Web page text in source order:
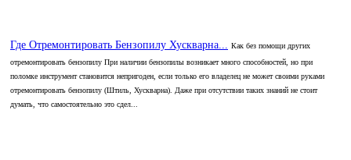
Где Отремонтировать Бензопилу Хускварна... Как без помощи других
отремонтировать бензопилу При наличии бензопилы возникает много способностей, но при
поломке инструмент становится непригоден, если только его владелец не может своими руками
отремонтировать бензопилу (Штиль, Хускварна). Даже при отсутствии таких знаний не стоит
думать, что самостоятельно это сдел...